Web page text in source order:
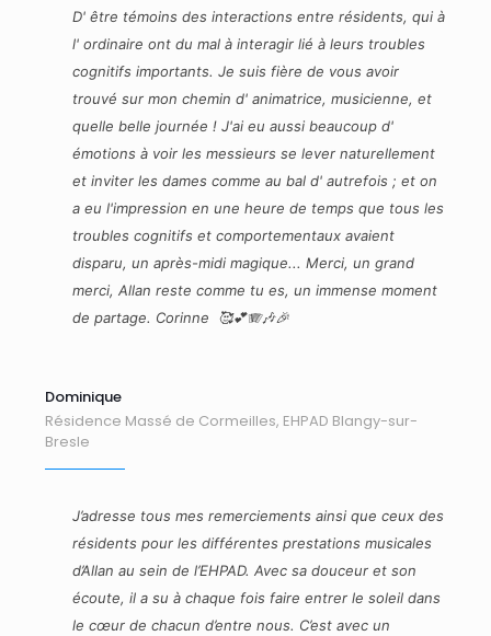
D' être témoins des interactions entre résidents, qui à
l' ordinaire ont du mal à interagir lié à leurs troubles
cognitifs importants. Je suis fière de vous avoir
trouvé sur mon chemin d' animatrice, musicienne, et
quelle belle journée ! J'ai eu aussi beaucoup d'
émotions à voir les messieurs se lever naturellement
et inviter les dames comme au bal d' autrefois ; et on
a eu l'impression en une heure de temps que tous les
troubles cognitifs et comportementaux avaient
disparu, un après-midi magique... Merci, un grand
merci, Allan reste comme tu es, un immense moment
de partage. Corinne 🥰💕🪗🎶🎉
Dominique
Résidence Massé de Cormeilles, EHPAD Blangy-sur-
Bresle
J’adresse tous mes remerciements ainsi que ceux des
résidents pour les différentes prestations musicales
d’Allan au sein de l’EHPAD. Avec sa douceur et son
écoute, il a su à chaque fois faire entrer le soleil dans
le cœur de chacun d’entre nous. C’est avec un